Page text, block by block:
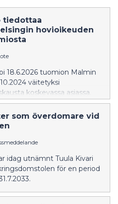
tiedottaa
hovioikeuden
18.6.2026 tuomion Malmin
väitetyksi
koskevassa asiassa.
käräjäoikeuden
tuomiota. Käräjäoikeus oli
raiskauksesta. Ratkaisut
on keskusteltu jutun
ja humalatilasta sekä
som överdomare vid
idag utnämnt Tuula Kivari
för en period